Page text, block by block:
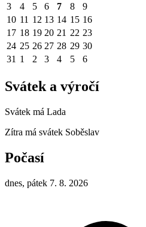
3
4 5 6 7 8
9
10 11 12 13 14 15 16
17 18 19 20 21 22 23
24 25 26 27 28 29 30
31 1 2 3 4 5 6
Svátek a výročí
Svátek má Lada
Zítra má svátek Soběslav
Počasí
dnes, pátek 7. 8. 2026